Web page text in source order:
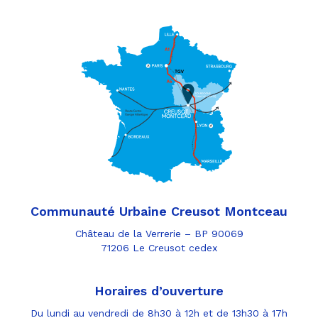
Communauté Urbaine Creusot Montceau
Château de la Verrerie – BP 90069
71206 Le Creusot cedex
Horaires d’ouverture
Du lundi au vendredi de 8h30 à 12h et de 13h30 à 17h